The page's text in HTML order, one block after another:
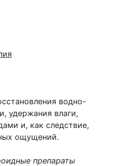
водно-
удержания влаги,
и, как следствие,
ощущений.
препараты